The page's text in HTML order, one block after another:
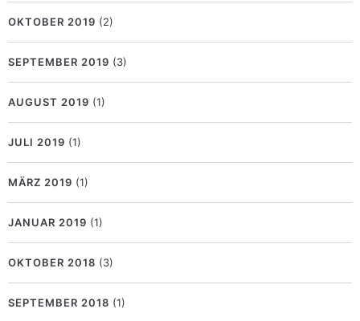
OKTOBER 2019 (2)
SEPTEMBER 2019 (3)
AUGUST 2019 (1)
JULI 2019 (1)
MÄRZ 2019 (1)
JANUAR 2019 (1)
OKTOBER 2018 (3)
SEPTEMBER 2018 (1)